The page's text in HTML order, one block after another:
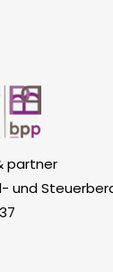
partner
und